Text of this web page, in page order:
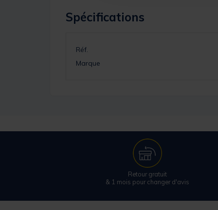
Spécifications
Réf.
Marque
Retour gratuit
& 1 mois pour changer d'avis